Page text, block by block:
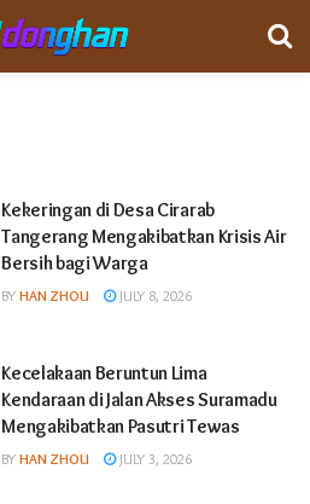
Kekeringan di Desa Cirarab
Tangerang Mengakibatkan Krisis Air
Bersih bagi Warga
BY HAN ZHOU JULY 8, 2026
Kecelakaan Beruntun Lima
Kendaraan di Jalan Akses Suramadu
Mengakibatkan Pasutri Tewas
BY HAN ZHOU JULY 3, 2026